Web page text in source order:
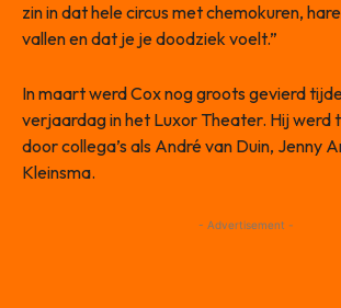
zin in dat hele circus met chemokuren,
vallen en dat je je doodziek voelt.”
In maart werd Cox nog groots gevierd
verjaardag in het Luxor Theater. Hij werd
door collega’s als André van Duin, Jenny
Kleinsma.
- Advertisement -